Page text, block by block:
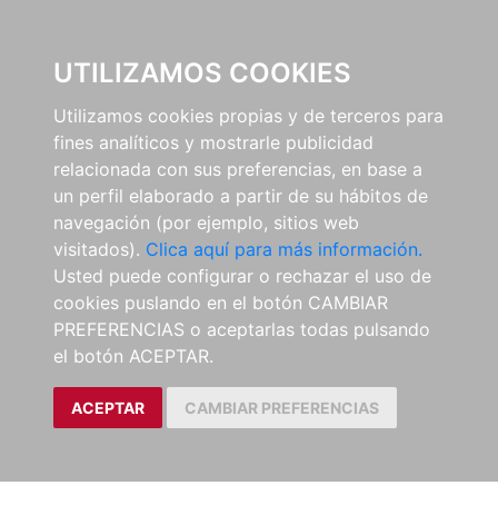
UTILIZAMOS COOKIES
Utilizamos cookies propias y de terceros para
fines analíticos y mostrarle publicidad
relacionada con sus preferencias, en base a
un perfil elaborado a partir de su hábitos de
navegación (por ejemplo, sitios web
visitados). Clica aquí para más información.
Usted puede configurar o rechazar el uso de
cookies puslando en el botón CAMBIAR
PREFERENCIAS o aceptarlas todas pulsando
el botón ACEPTAR.
ACEPTAR CAMBIAR PREFERENCIAS